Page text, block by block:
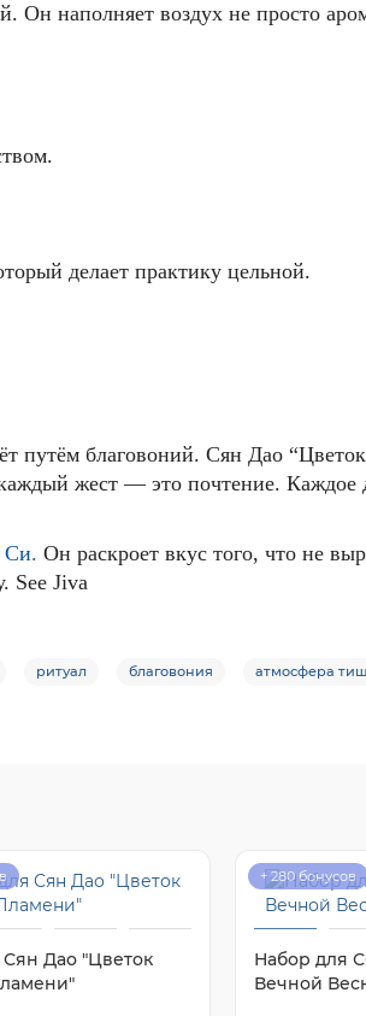
Он наполняет воздух не просто
делает практику цельной.
путём благовоний. Сян Дао
жест — это почтение.
Си. Он раскроет вкус того, что не
See Jiva
ритуал благовония атмосфера
Дао "Цветок
+ 280 бонусов
Набор для
Вечной